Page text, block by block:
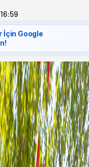
İçin Google